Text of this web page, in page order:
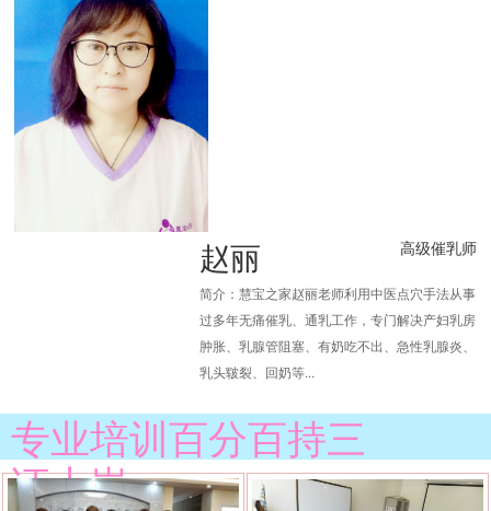
赵丽 高级催乳师
简介：慧宝之家赵丽老师利用中医点穴手法从事
过多年无痛催乳、通乳工作，专门解决产妇乳房
肿胀、乳腺管阻塞、有奶吃不出、急性乳腺炎、
乳头皲裂、回奶等...
专业培训百分百持三
证上岗